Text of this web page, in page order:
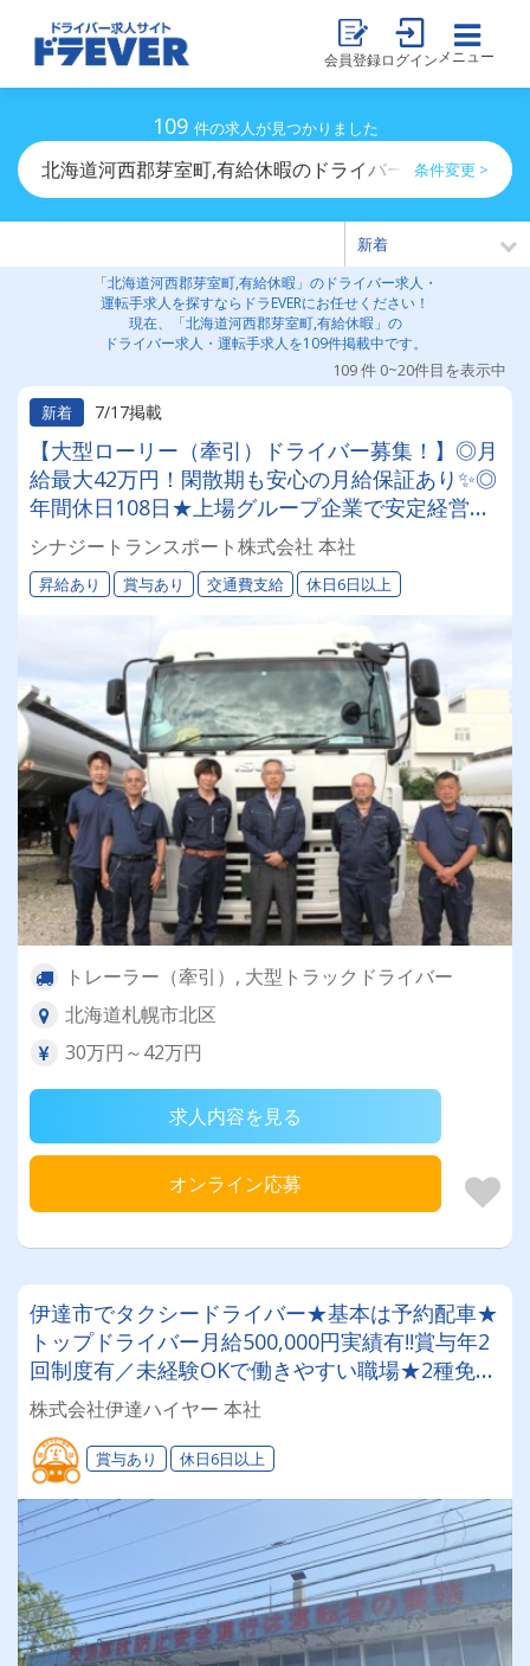
会員登録ログイン メニュー
109 件の求人が見つかりました
北海道河西郡芽室町,有給休暇のドライバー求人・運転手
条件変更 >
「北海道河西郡芽室町,有給休暇」のドライバー求人・
運転手求人を探すならドラEVERにお任せください！
現在、「北海道河西郡芽室町,有給休暇」の
ドライバー求人・運転手求人を109件掲載中です。
109 件 0~20件目を表示中
新着
7/17掲載
【大型ローリー（牽引）ドライバー募集！】◎月
給最大42万円！閑散期も安心の月給保証あり✨◎
年間休日108日★上場グループ企業で安定経営◎
退職金＆再雇用あり◎専属車両＆同乗研修あり！
シナジートランスポート株式会社 本社
昇給あり 賞与あり 交通費支給 休日6日以上
トレーラー（牽引）, 大型トラックドライバー
北海道札幌市北区
30万円～42万円
求人内容を見る
オンライン応募
伊達市でタクシードライバー★基本は予約配車★
トップドライバー月給500,000円実績有!!賞与年2
回制度有／未経験OKで働きやすい職場★2種免許
取得費用は会社負担！
株式会社伊達ハイヤー 本社
賞与あり 休日6日以上